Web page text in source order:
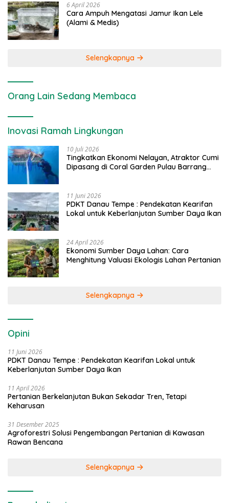
6 April 2026
Cara Ampuh Mengatasi Jamur Ikan Lele
(Alami & Medis)
Selengkapnya
Orang Lain Sedang Membaca
Inovasi Ramah Lingkungan
10 Juli 2026
Tingkatkan Ekonomi Nelayan, Atraktor Cumi
Dipasang di Coral Garden Pulau Barrang
11 Juni 2026
PDKT Danau Tempe : Pendekatan Kearifan
Lokal untuk Keberlanjutan Sumber Daya Ikan
24 April 2026
Ekonomi Sumber Daya Lahan: Cara
Menghitung Valuasi Ekologis Lahan Pertanian
Selengkapnya
Opini
11 Juni 2026
PDKT Danau Tempe : Pendekatan Kearifan Lokal untuk
Keberlanjutan Sumber Daya Ikan
11 April 2026
Pertanian Berkelanjutan Bukan Sekadar Tren, Tetapi
Keharusan
31 Desember 2025
Agroforestri Solusi Pengembangan Pertanian di Kawasan
Rawan Bencana
Selengkapnya